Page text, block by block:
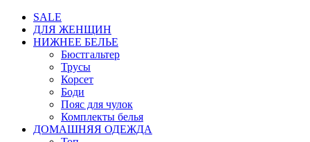
SALE
ДЛЯ ЖЕНЩИН
НИЖНЕЕ БЕЛЬЕ
Бюстгальтер
Трусы
Корсет
Боди
Пояс для чулок
Комплекты белья
ДОМАШНЯЯ ОДЕЖДА